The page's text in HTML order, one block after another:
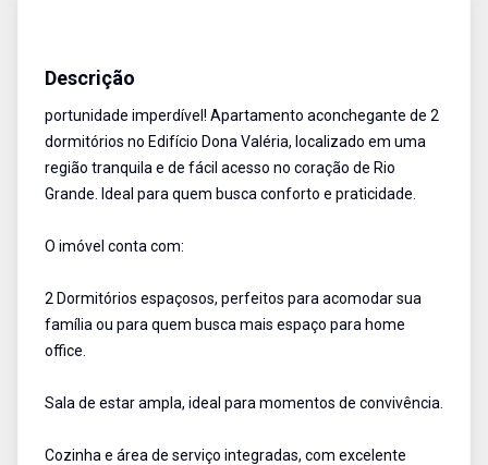
Descrição
portunidade imperdível! Apartamento aconchegante de 2
dormitórios no Edifício Dona Valéria, localizado em uma
região tranquila e de fácil acesso no coração de Rio
Grande. Ideal para quem busca conforto e praticidade.
O imóvel conta com:
2 Dormitórios espaçosos, perfeitos para acomodar sua
família ou para quem busca mais espaço para home
office.
Sala de estar ampla, ideal para momentos de convivência.
Cozinha e área de serviço integradas, com excelente